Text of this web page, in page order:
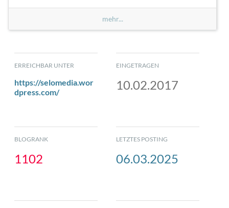
mehr...
ERREICHBAR UNTER
https://selomedia.wor
dpress.com/
EINGETRAGEN
10.02.2017
BLOGRANK
1102
LETZTES POSTING
06.03.2025